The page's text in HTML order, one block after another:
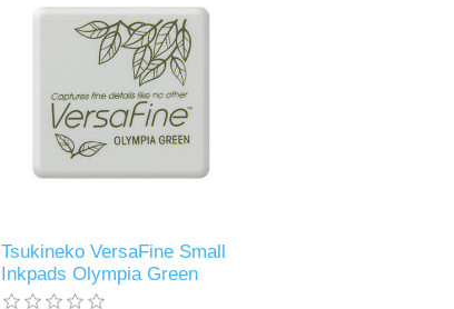
Tsukineko VersaFine Small
Inkpads Olympia Green